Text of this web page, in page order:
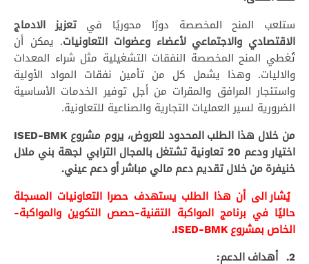
ستلعب المنح المخصصة دورًا محوريًا فيتعزيز الادماج
الاقتصادي والاجتماعي لأعضاء وعضوات التعاونيات. يمكن أن
تُغطي المنح المخصصة النفقات التشغيلية مثل شراء المعدات
والاليات. وهذا يشمل كل من تأمين نفقات المواد الأولية
واستئجار المرافق والمقرات من أجل توفير الخدمات الأساسية
الضرورية لسير العمليات التجارية والصناعية للتعاونية.
من خلال هذا الطلب المحدود للعروض، يروم مشروع
اختيار ودعم 20 تعاونية تشتغل بالمجال الترابي لجهة بني ملال
خنيفرة من خلال تقديم دعم مالي مباشر أو دعم عيني.
يُشار الى أن هذا الطلب يستهدف حصرا التعاونيات المسجلة
حاليًا في برنامج المواكبة التقنية-حصص التكوين والمواكبة-
الخاص بمشروع ISED-BMK
.
2. أهداف الدعم: